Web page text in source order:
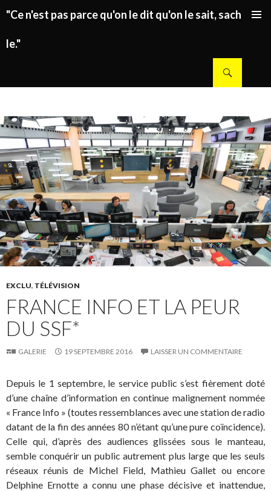
"Ce n'est pas parce qu'on le dit qu'on le sait, sachez
le."
EXCLU, TÉLÉVISION
FRANCE INFO ET LA PEUR
DU SSF*
GALERIE 19 SEPTEMBRE 2016 LAISSER UN COMMENTAIRE
Depuis le 1 septembre, le service public s’est fièrement doté
d’une chaîne d’information en continue malignement nommée
« France Info » (toutes ressemblances avec une station de radio
datant de la fin des années 80 n’étant qu’une pure coïncidence).
Celle qui, d’après des audiences glissées sous le manteau,
semble conquérir un public autrement plus large que les seuls
réseaux réunis de Michel Field, Mathieu Gallet ou encore
Delphine Ernotte a connu une phase décisive et inattendue,